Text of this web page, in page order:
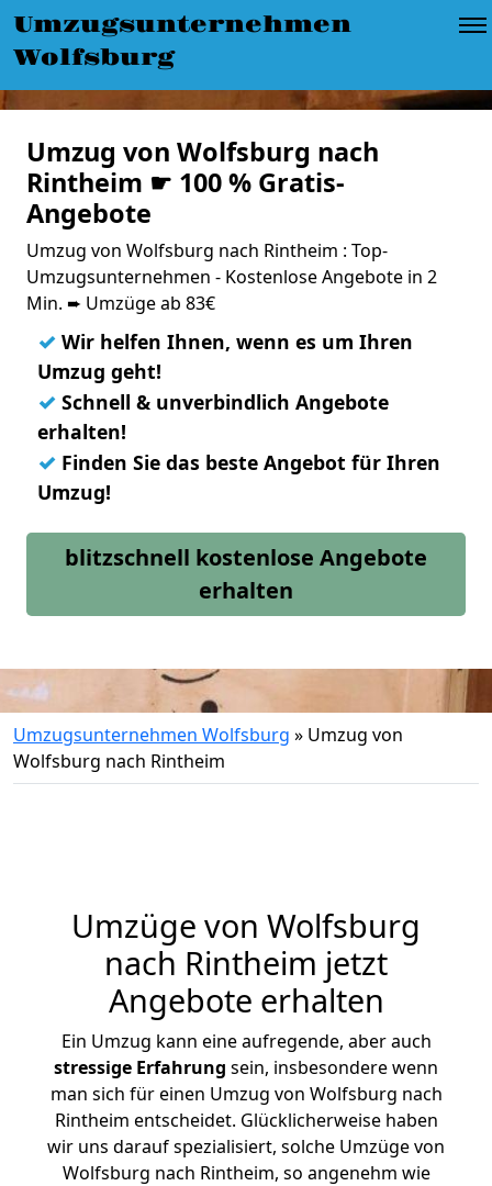
Umzugsunternehmen
Wolfsburg
Umzug von Wolfsburg nach
Rintheim ☛ 100 % Gratis-
Angebote
Umzug von Wolfsburg nach Rintheim : Top-
Umzugsunternehmen - Kostenlose Angebote in 2
Min. ➨ Umzüge ab 83€
✓ Wir helfen Ihnen, wenn es um Ihren
Umzug geht!
✓ Schnell & unverbindlich Angebote
erhalten!
✓ Finden Sie das beste Angebot für Ihren
Umzug!
blitzschnell kostenlose Angebote
erhalten
Umzugsunternehmen Wolfsburg » Umzug von
Wolfsburg nach Rintheim
Umzüge von Wolfsburg
nach Rintheim jetzt
Angebote erhalten
Ein Umzug kann eine aufregende, aber auch
stressige Erfahrung sein, insbesondere wenn
man sich für einen Umzug von Wolfsburg nach
Rintheim entscheidet. Glücklicherweise haben
wir uns darauf spezialisiert, solche Umzüge von
Wolfsburg nach Rintheim, so angenehm wie